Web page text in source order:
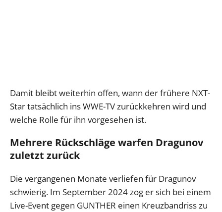
Damit bleibt weiterhin offen, wann der frühere NXT-
Star tatsächlich ins WWE-TV zurückkehren wird und
welche Rolle für ihn vorgesehen ist.
Mehrere Rückschläge warfen Dragunov
zuletzt zurück
Die vergangenen Monate verliefen für Dragunov
schwierig. Im September 2024 zog er sich bei einem
Live-Event gegen GUNTHER einen Kreuzbandriss zu